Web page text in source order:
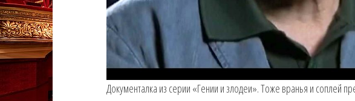
Документалка из серии «Гении и злодеи». Тоже вранья и соплей